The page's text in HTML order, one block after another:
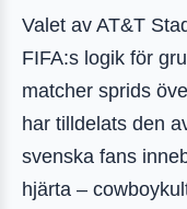
Valet av AT&T
FIFA:s logik för
matcher sprids
har tilldelats den
svenska fans
hjärta –